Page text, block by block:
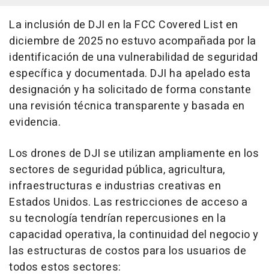
La inclusión de DJI en la FCC Covered List en
diciembre de 2025 no estuvo acompañada por la
identificación de una vulnerabilidad de seguridad
específica y documentada. DJI ha apelado esta
designación y ha solicitado de forma constante
una revisión técnica transparente y basada en
evidencia.
Los drones de DJI se utilizan ampliamente en los
sectores de seguridad pública, agricultura,
infraestructuras e industrias creativas en
Estados Unidos. Las restricciones de acceso a
su tecnología tendrían repercusiones en la
capacidad operativa, la continuidad del negocio y
las estructuras de costos para los usuarios de
todos estos sectores: